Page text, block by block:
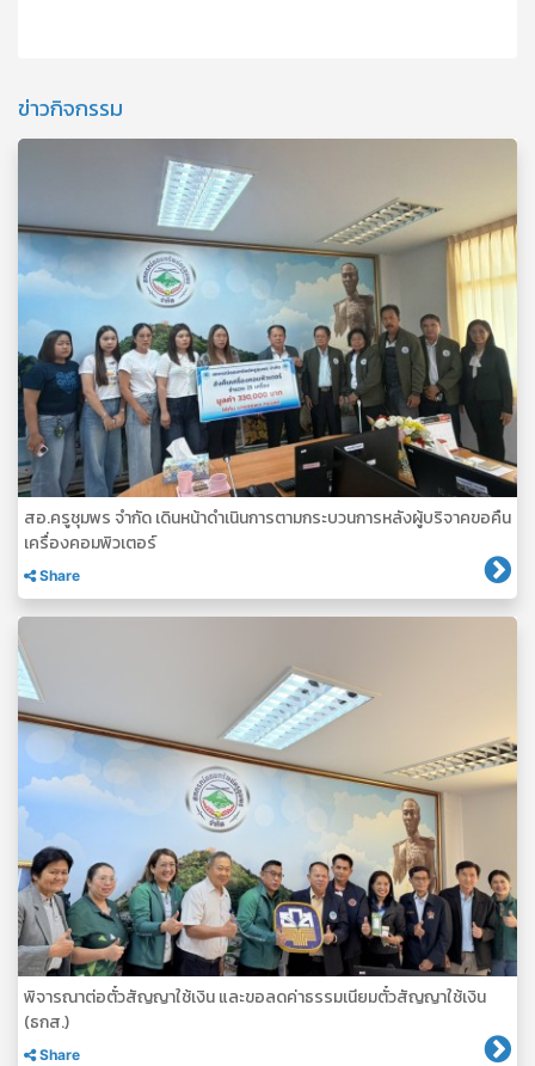
ข่าวกิจกรรม
สอ.ครูชุมพร จำกัด เดินหน้าดำเนินการตามกระบวนการหลังผู้บริจาคขอคืน
เครื่องคอมพิวเตอร์
Share
พิจารณาต่อตั๋วสัญญาใช้เงิน และขอลดค่าธรรมเนียมตั๋วสัญญาใช้เงิน
(ธกส.)
Share